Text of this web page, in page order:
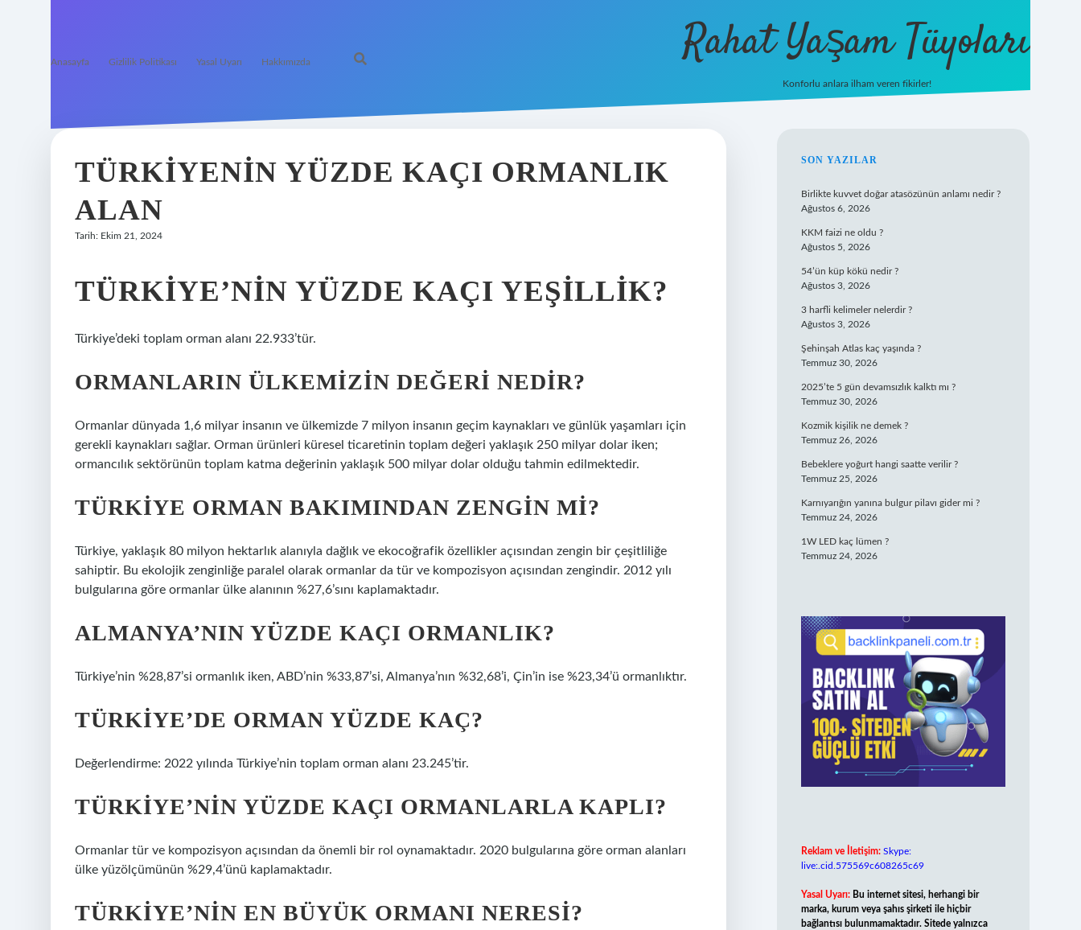
Anasayfa Gizlilik Politikası Yasal Uyarı Hakkımızda Rahat Yaşam Tüyoları
Konforlu anlara ilham veren fikirler!
TÜRKIYENIN YÜZDE KAÇI ORMANLIK
ALAN
Tarih: Ekim 21, 2024
TÜRKIYE’NIN YÜZDE KAÇI YEŞILLIK?
Türkiye’deki toplam orman alanı 22.933’tür.
ORMANLARIN ÜLKEMIZIN DEĞERI NEDIR?
Ormanlar dünyada 1,6 milyar insanın ve ülkemizde 7 milyon insanın geçim kaynakları ve günlük yaşamları için
gerekli kaynakları sağlar. Orman ürünleri küresel ticaretinin toplam değeri yaklaşık 250 milyar dolar iken;
ormancılık sektörünün toplam katma değerinin yaklaşık 500 milyar dolar olduğu tahmin edilmektedir.
TÜRKIYE ORMAN BAKIMINDAN ZENGIN MI?
Türkiye, yaklaşık 80 milyon hektarlık alanıyla dağlık ve ekocoğrafik özellikler açısından zengin bir çeşitliliğe
sahiptir. Bu ekolojik zenginliğe paralel olarak ormanlar da tür ve kompozisyon açısından zengindir. 2012 yılı
bulgularına göre ormanlar ülke alanının %27,6’sını kaplamaktadır.
ALMANYA’NIN YÜZDE KAÇI ORMANLIK?
Türkiye’nin %28,87’si ormanlık iken, ABD’nin %33,87’si, Almanya’nın %32,68’i, Çin’in ise %23,34’ü ormanlıktır.
TÜRKIYE’DE ORMAN YÜZDE KAÇ?
Değerlendirme: 2022 yılında Türkiye’nin toplam orman alanı 23.245’tir.
TÜRKIYE’NIN YÜZDE KAÇI ORMANLARLA KAPLI?
Ormanlar tür ve kompozisyon açısından da önemli bir rol oynamaktadır. 2020 bulgularına göre orman alanları
ülke yüzölçümünün %29,4’ünü kaplamaktadır.
TÜRKIYE’NIN EN BÜYÜK ORMANI NERESI?
SIDEBAR
SON YAZILAR
Birlikte kuvvet doğar atasözünün anlamı nedir ?
Ağustos 6, 2026
KKM faizi ne oldu ?
Ağustos 5, 2026
54’ün küp kökü nedir ?
Ağustos 3, 2026
3 harfli kelimeler nelerdir ?
Ağustos 3, 2026
Şehinşah Atlas kaç yaşında ?
Temmuz 30, 2026
2025’te 5 gün devamsızlık kalktı mı ?
Temmuz 30, 2026
Kozmik kişilik ne demek ?
Temmuz 26, 2026
Bebeklere yoğurt hangi saatte verilir ?
Temmuz 25, 2026
Karnıyarığın yanına bulgur pilavı gider mi ?
Temmuz 24, 2026
1W LED kaç lümen ?
Temmuz 24, 2026
Reklam ve İletişim: Skype:
live:.cid.575569c608265c69
Yasal Uyarı: Bu internet sitesi, herhangi bir
marka, kurum veya şahıs şirketi ile hiçbir
bağlantısı bulunmamaktadır. Sitede yalnızca